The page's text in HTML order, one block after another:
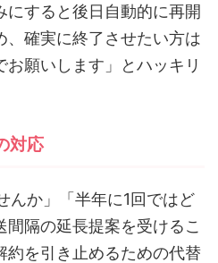
にすると後日自動的に再開
、確実に終了させたい方は
お願いします」とハッキリ
対応
んか」「半年に1回ではど
間隔の延長提案を受けるこ
約を引き止めるための代替